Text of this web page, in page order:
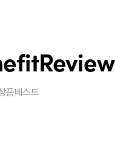
Review
품베스트